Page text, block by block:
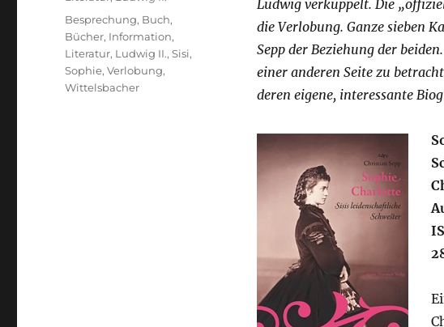
Ludwig verkuppelt. Die
die Verlobung. Ganze sieben
Sepp der Beziehung der
einer anderen Seite zu
deren eigene, interessante
Schlagwörter
Besprechung, Buch,
Bücher, Information,
Literatur, Ludwig II.,Sisi,
Sophie,Verlobung,
Wittelsbacher